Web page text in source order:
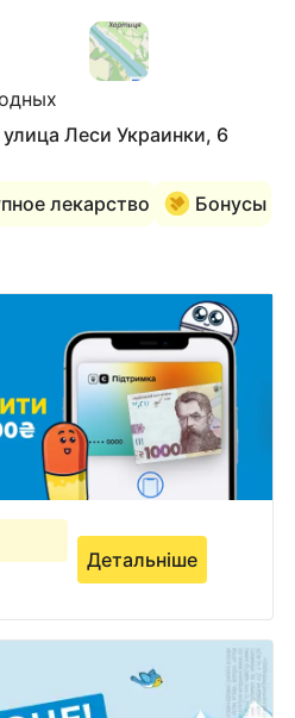
Леси Украинки, 6
лекарство Бонусы
Детальніше